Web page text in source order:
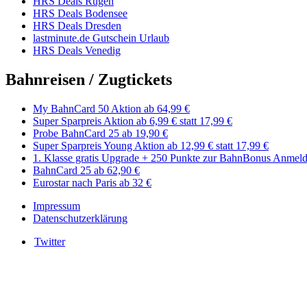
HRS Deals Bodensee
HRS Deals Dresden
lastminute.de Gutschein Urlaub
HRS Deals Venedig
Bahnreisen / Zugtickets
My BahnCard 50 Aktion ab 64,99 €
Super Sparpreis Aktion ab 6,99 € statt 17,99 €
Probe BahnCard 25 ab 19,90 €
Super Sparpreis Young Aktion ab 12,99 € statt 17,99 €
1. Klasse gratis Upgrade + 250 Punkte zur BahnBonus
BahnCard 25 ab 62,90 €
Eurostar nach Paris ab 32 €
Impressum
Datenschutzerklärung
Twitter